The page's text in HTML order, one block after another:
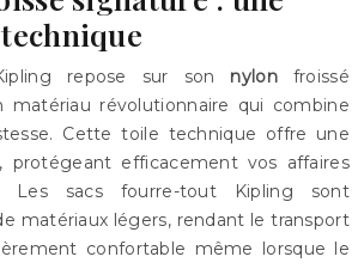
repose sur son nylonfroissé
matériau révolutionnaire qui combine
Cette toile technique offre une
protégeant efficacement vos affaires
Les sacs fourre-tout Kipling sont
matériaux légers, rendant le transport
confortable même lorsque le